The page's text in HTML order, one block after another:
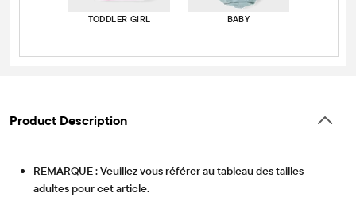
TODDLER GIRL BABY
Product Description
REMARQUE : Veuillez vous référer au tableau des tailles
adultes pour cet article.